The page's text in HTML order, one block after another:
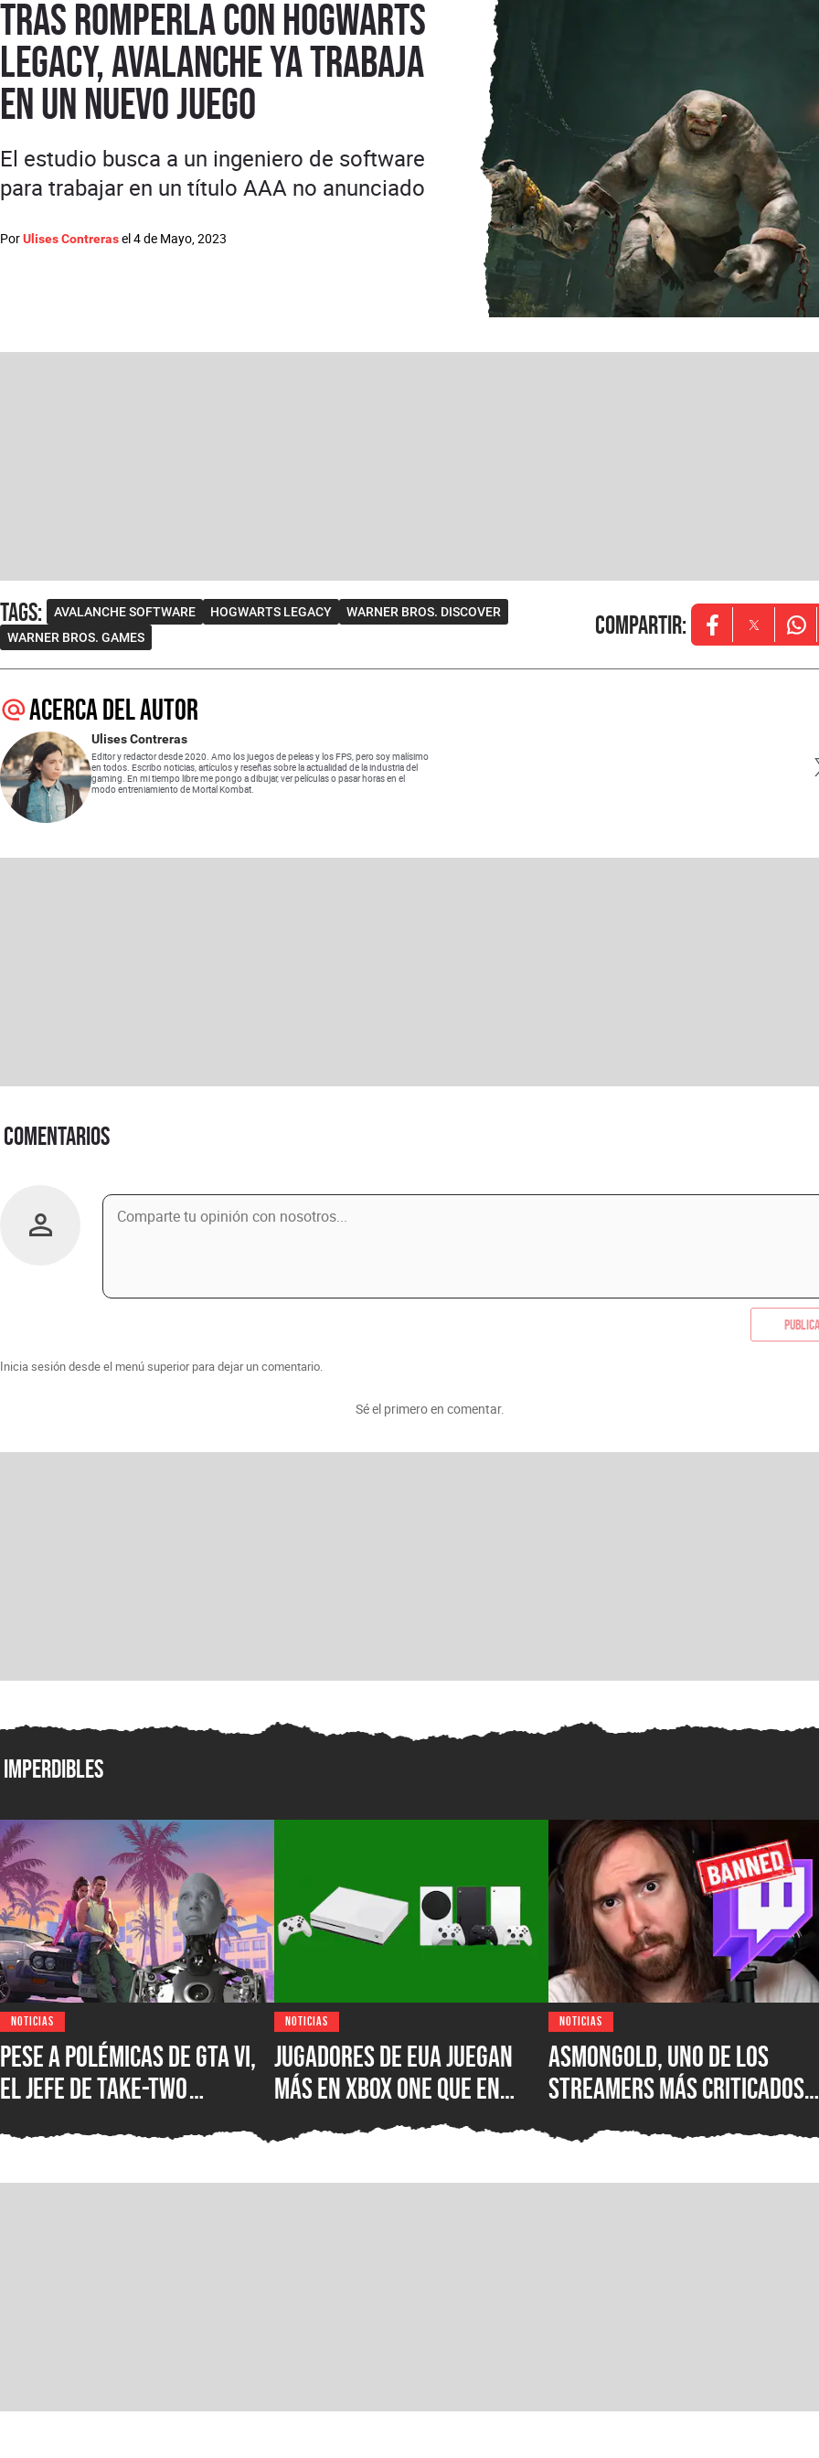
Tras romperla con Hogwarts
Legacy, Avalanche ya trabaja
en un nuevo juego
PorUlises Contrerasel4 de Mayo, 2023
El estudio busca a un ingeniero de software
para trabajar en un título AAA no anunciado
Tags: AVALANCHE SOFTWARE HOGWARTS LEGACY
WARNER BROS. DISCOVER
WARNER BROS. GAMES
Compartir: Opens in new
Opens in
Acerca del autor
Ulises Contreras
Editor y redactor desde 2020. Amo los juegos de peleas y los FPS, pero soy malísimo
en todos. Escribo noticias, artículos y reseñas sobre la actualidad de la industria del
gaming. En mi tiempo libre me pongo a dibujar, ver películas o pasar horas en el
modo entreniamiento de Mortal Kombat.
Comentarios
Inicia sesión desde el menú superior para dejar un comentario.
Sé el primero en comentar.
Imperdibles
NOTICIAS
Pese a polémicas de GTA VI,
el jefe de Take-Two
creatividad humana
NOTICIAS
Jugadores de EUA juegan
más en XBOX One que en
XBOX Series X|S: encuesta
muestra el desastre de
Microsoft en uno de los
NOTICIAS
Asmongold, uno de los
streamers más criticados
Twitch por sus polémicos
comentarios sobre los